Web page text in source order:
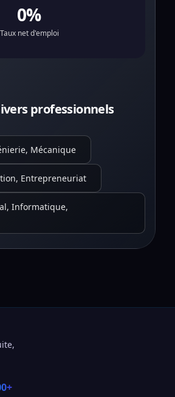
0%
Taux net d'emploi
professionnels
Mécanique
Entrepreneuriat
Informatique,